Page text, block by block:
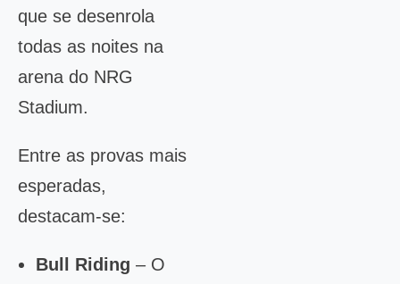
que se desenrola
todas as noites na
arena do NRG
Stadium.
Entre as provas mais
esperadas,
destacam-se:
Bull Riding – O